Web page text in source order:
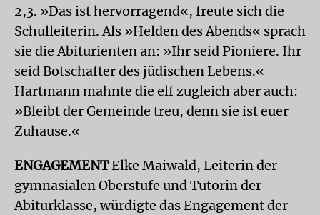
2,3. »Das ist hervorragend«, freute sich die
Schulleiterin. Als »Helden des Abends« sprach
sie die Abiturienten an: »Ihr seid Pioniere. Ihr
seid Botschafter des jüdischen Lebens.«
Hartmann mahnte die elf zugleich aber auch:
»Bleibt der Gemeinde treu, denn sie ist euer
Zuhause.«
ENGAGEMENTElke Maiwald, Leiterin der
gymnasialen Oberstufe und Tutorin der
Abiturklasse, würdigte das Engagement der